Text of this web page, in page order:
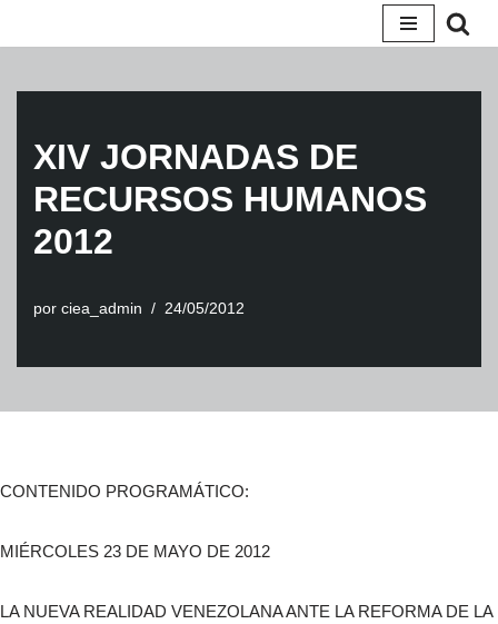
XIV JORNADAS DE
RECURSOS HUMANOS
2012
por ciea_admin 24/05/2012
CONTENIDO PROGRAMÁTICO:
MIÉRCOLES 23 DE MAYO DE 2012
LA NUEVA REALIDAD VENEZOLANA ANTE LA REFORMA DE LA